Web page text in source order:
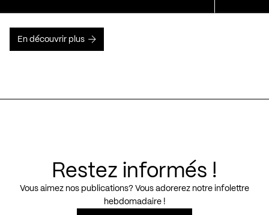
En découvrir plus
Restez informés !
Vous aimez nos publications? Vous adorerez notre infolettre
hebdomadaire !